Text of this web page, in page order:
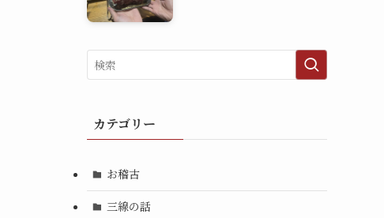
カテゴリー
お稽古
三線の話